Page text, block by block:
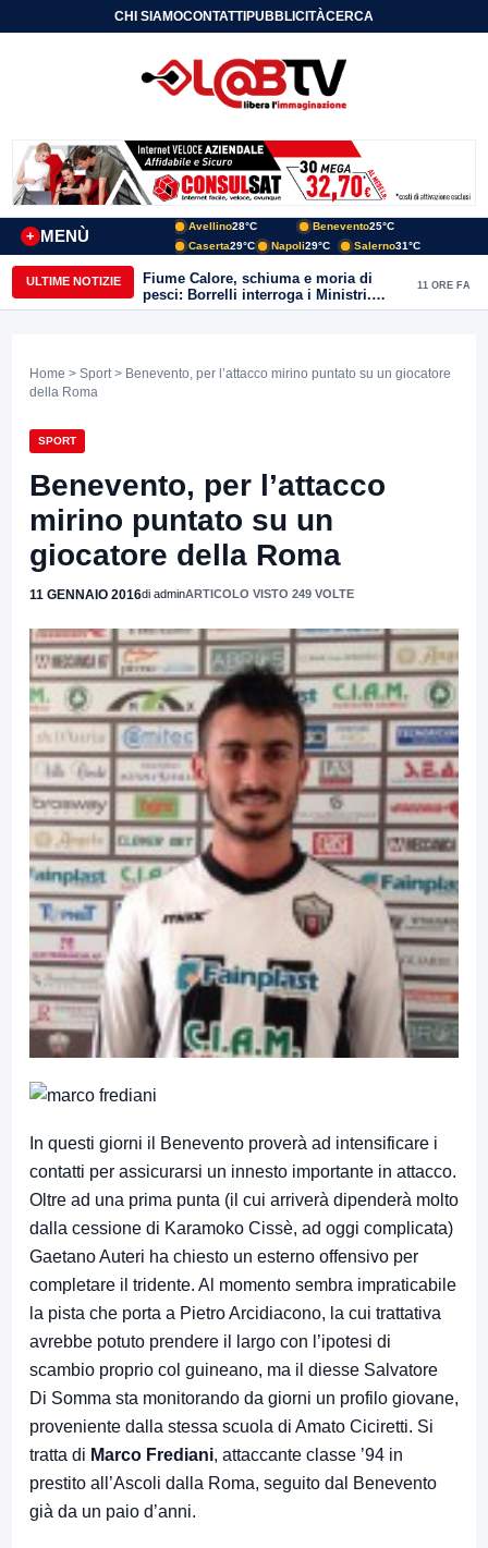
CHI SIAMOCONTATTIPUBBLICITÀCERCA
MENÙ
+
Avellino28°C Benevento25°C
Caserta29°C Napoli29°C Salerno31°C
ULTIME NOTIZIE
Fiume Calore, schiuma e moria di
pesci: Borrelli interroga i Ministri.
“Benevento paga l’assenza del
11 ORE FA
Home > Sport > Benevento, per l’attacco mirino puntato su un giocatore
della Roma
SPORT
Benevento, per l’attacco
mirino puntato su un
giocatore della Roma
11 GENNAIO 2016di adminARTICOLO VISTO 249 VOLTE
In questi giorni il Benevento proverà ad intensificare i
contatti per assicurarsi un innesto importante in attacco.
Oltre ad una prima punta (il cui arriverà dipenderà molto
dalla cessione di Karamoko Cissè, ad oggi complicata)
Gaetano Auteri ha chiesto un esterno offensivo per
completare il tridente. Al momento sembra impraticabile
la pista che porta a Pietro Arcidiacono, la cui trattativa
avrebbe potuto prendere il largo con l’ipotesi di
scambio proprio col guineano, ma il diesse Salvatore
Di Somma sta monitorando da giorni un profilo giovane,
proveniente dalla stessa scuola di Amato Ciciretti. Si
tratta di Marco Frediani, attaccante classe ’94 in
prestito all’Ascoli dalla Roma, seguito dal Benevento
già da un paio d’anni.